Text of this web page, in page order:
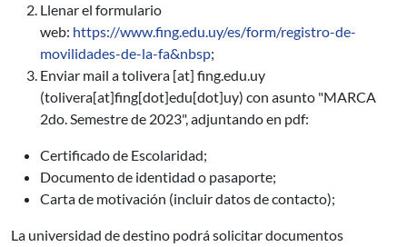
Llenar el formulario
web: https://www.fing.edu.uy/es/form/registro-de-
movilidades-de-la-fa&nbsp;
Enviar mail atolivera [at] fing.edu.uy
(tolivera[at]fing[dot]edu[dot]uy) con asunto "MARCA
2do. Semestre de 2023", adjuntando en pdf:
Certificado de Escolaridad;
Documento de identidad o pasaporte;
Carta de motivación (incluir datos de contacto);
La universidad de destino podrá solicitar documentos